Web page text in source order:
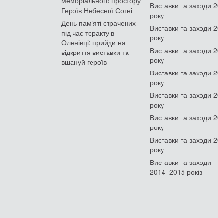
Героїв Небесної Сотні
День памʼяті страчених
під час теракту в
Оленівці: прийди на
відкриття виставки та
вшануй героїв
Виставки та заходи
року
Виставки та заходи
року
Виставки та заходи
року
Виставки та заходи
року
Виставки та заходи
року
Виставки та заходи
року
Виставки та заходи
року
Виставки та заходи
2014–2015 років